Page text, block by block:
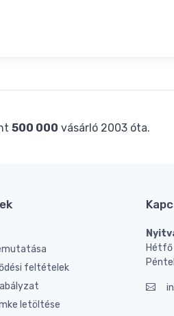
500 000 vásárló 2003 óta.
feltételek
letöltése
Hétfő